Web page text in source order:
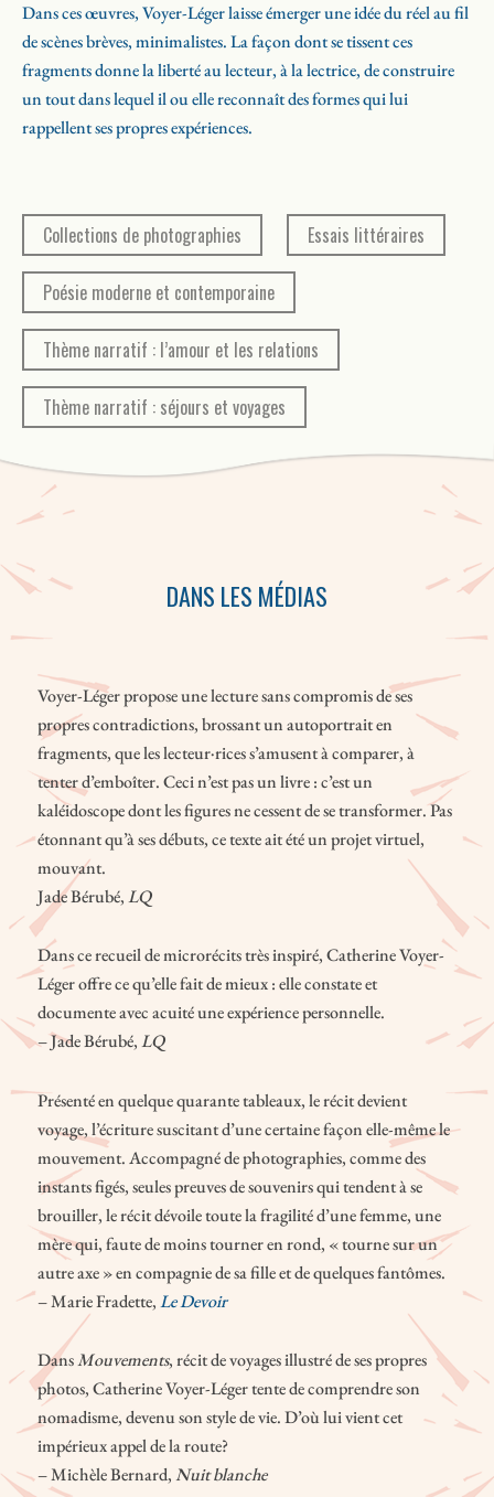
les yeux d’un enfant, à une autre échelle.
15 Nord
est le récit des allers-retours sur une autoroute entre un
père divorcé et sa fille. La voiture y devient le lieu d’une grande
intimité et d’une paradoxale stabilité.
Dans ces œuvres, Voyer-Léger laisse émerger une idée du réel au fil
de scènes brèves, minimalistes. La façon dont se tissent ces
fragments donne la liberté au lecteur, à la lectrice, de construire
un tout dans lequel il ou elle reconnaît des formes qui lui
rappellent ses propres expériences.
Collections de photographies Essais littéraires
Poésie moderne et contemporaine
Thème narratif : l’amour et les relations
Thème narratif : séjours et voyages
DANS LES MÉDIAS
Voyer-Léger propose une lecture sans compromis de ses
propres contradictions, brossant un autoportrait en
fragments, que les lecteur·rices s’amusent à comparer, à
tenter d’emboîter. Ceci n’est pas un livre : c’est un
kaléidoscope dont les figures ne cessent de se transformer. Pas
étonnant qu’à ses débuts, ce texte ait été un projet virtuel,
mouvant.
Jade Bérubé,LQ
Dans ce recueil de microrécits très inspiré, Catherine Voyer-
Léger offre ce qu’elle fait de mieux : elle constate et
documente avec acuité une expérience personnelle.
– Jade Bérubé,LQ
Présenté en quelque quarante tableaux, le récit devient
voyage, l’écriture suscitant d’une certaine façon elle-même le
mouvement. Accompagné de photographies, comme des
instants figés, seules preuves de souvenirs qui tendent à se
brouiller, le récit dévoile toute la fragilité d’une femme, une
mère qui, faute de moins tourner en rond, « tourne sur un
autre axe » en compagnie de sa fille et de quelques fantômes.
– Marie Fradette,Le Devoir
DansMouvements, récit de voyages illustré de ses propres
photos, Catherine Voyer-Léger tente de comprendre son
nomadisme, devenu son style de vie. D’où lui vient cet
impérieux appel de la route?
– Michèle Bernard,Nuit blanche